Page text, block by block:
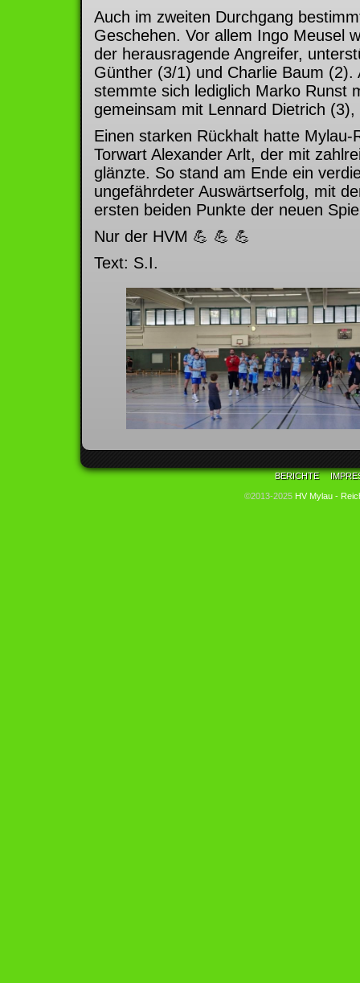
Auch im zweiten Durchgang
Geschehen. Vor allem Ingo Meusel
der herausragende Angreifer,
Günther (3/1) und Charlie Baum (2).
stemmte sich lediglich Marko Runst
gemeinsam mit Lennard Dietrich
Einen starken Rückhalt hatte Mylau-
Torwart Alexander Arlt, der mit
glänzte. So stand am Ende ein
ungefährdeter Auswärtserfolg, mit
ersten beiden Punkte der neuen
Nur der HVM 💪 💪 💪
Text: S.I.
BERICHTE
©2013-2025 HV Mylau -